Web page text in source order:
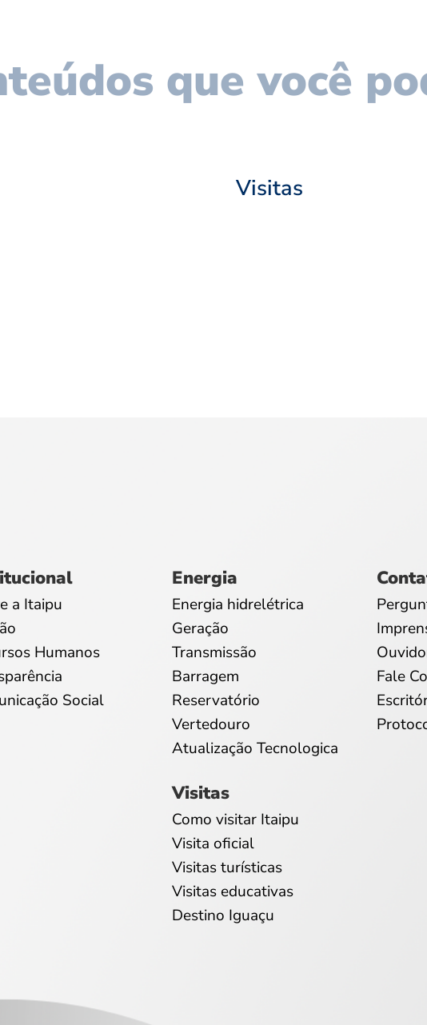
que você
Visitas
a Itaipu
Humanos
Social
Energia
Energia hidrelétrica
Geração
Transmissão
Barragem
Reservatório
Vertedouro
Atualização Tecnologica
Visitas
Como visitar Itaipu
Visita oficial
Visitas turísticas
Visitas educativas
Destino Iguaçu
Fale